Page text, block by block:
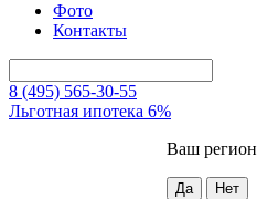
Фото
Контакты
8 (495) 565-30-55
Льготная ипотека 6%
Ваш регион